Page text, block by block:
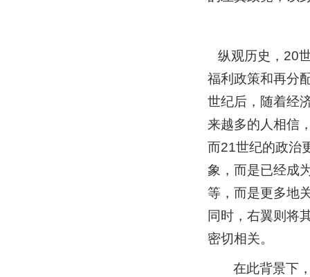
纵观历史，20
福利政策和再分
世纪后，随着经
来越多的人相信
而21世纪的政治
象，而是已经成
等，而是更多地
同时，右翼则将
密切相关。
在此背景下